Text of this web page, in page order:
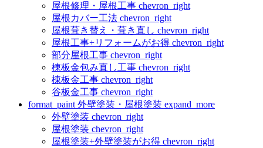
屋根修理・屋根工事 chevron_right
屋根カバー工法 chevron_right
屋根葺き替え・葺き直し chevron_right
屋根工事+リフォームがお得 chevron_right
部分屋根工事 chevron_right
棟板金包み直し工事 chevron_right
棟板金工事 chevron_right
谷板金工事 chevron_right
format_paint 外壁塗装・屋根塗装 expand_more
外壁塗装 chevron_right
屋根塗装 chevron_right
屋根塗装+外壁塗装がお得 chevron_right